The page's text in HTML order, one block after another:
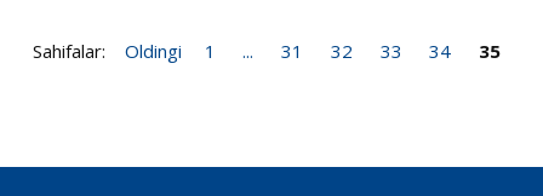
Sahifalar: Oldingi 1 ... 31 32 33 34 35